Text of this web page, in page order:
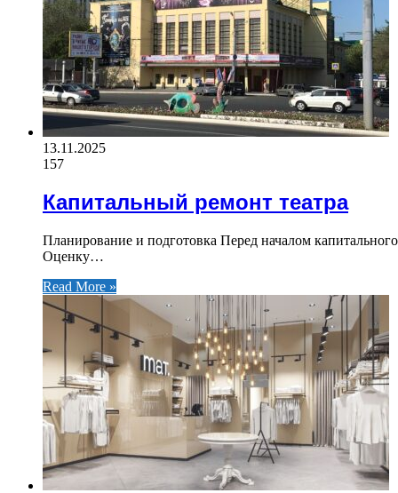
13.11.2025
157
Капитальный ремонт театра
Планирование и подготовка Перед началом
Оценку…
Read More »